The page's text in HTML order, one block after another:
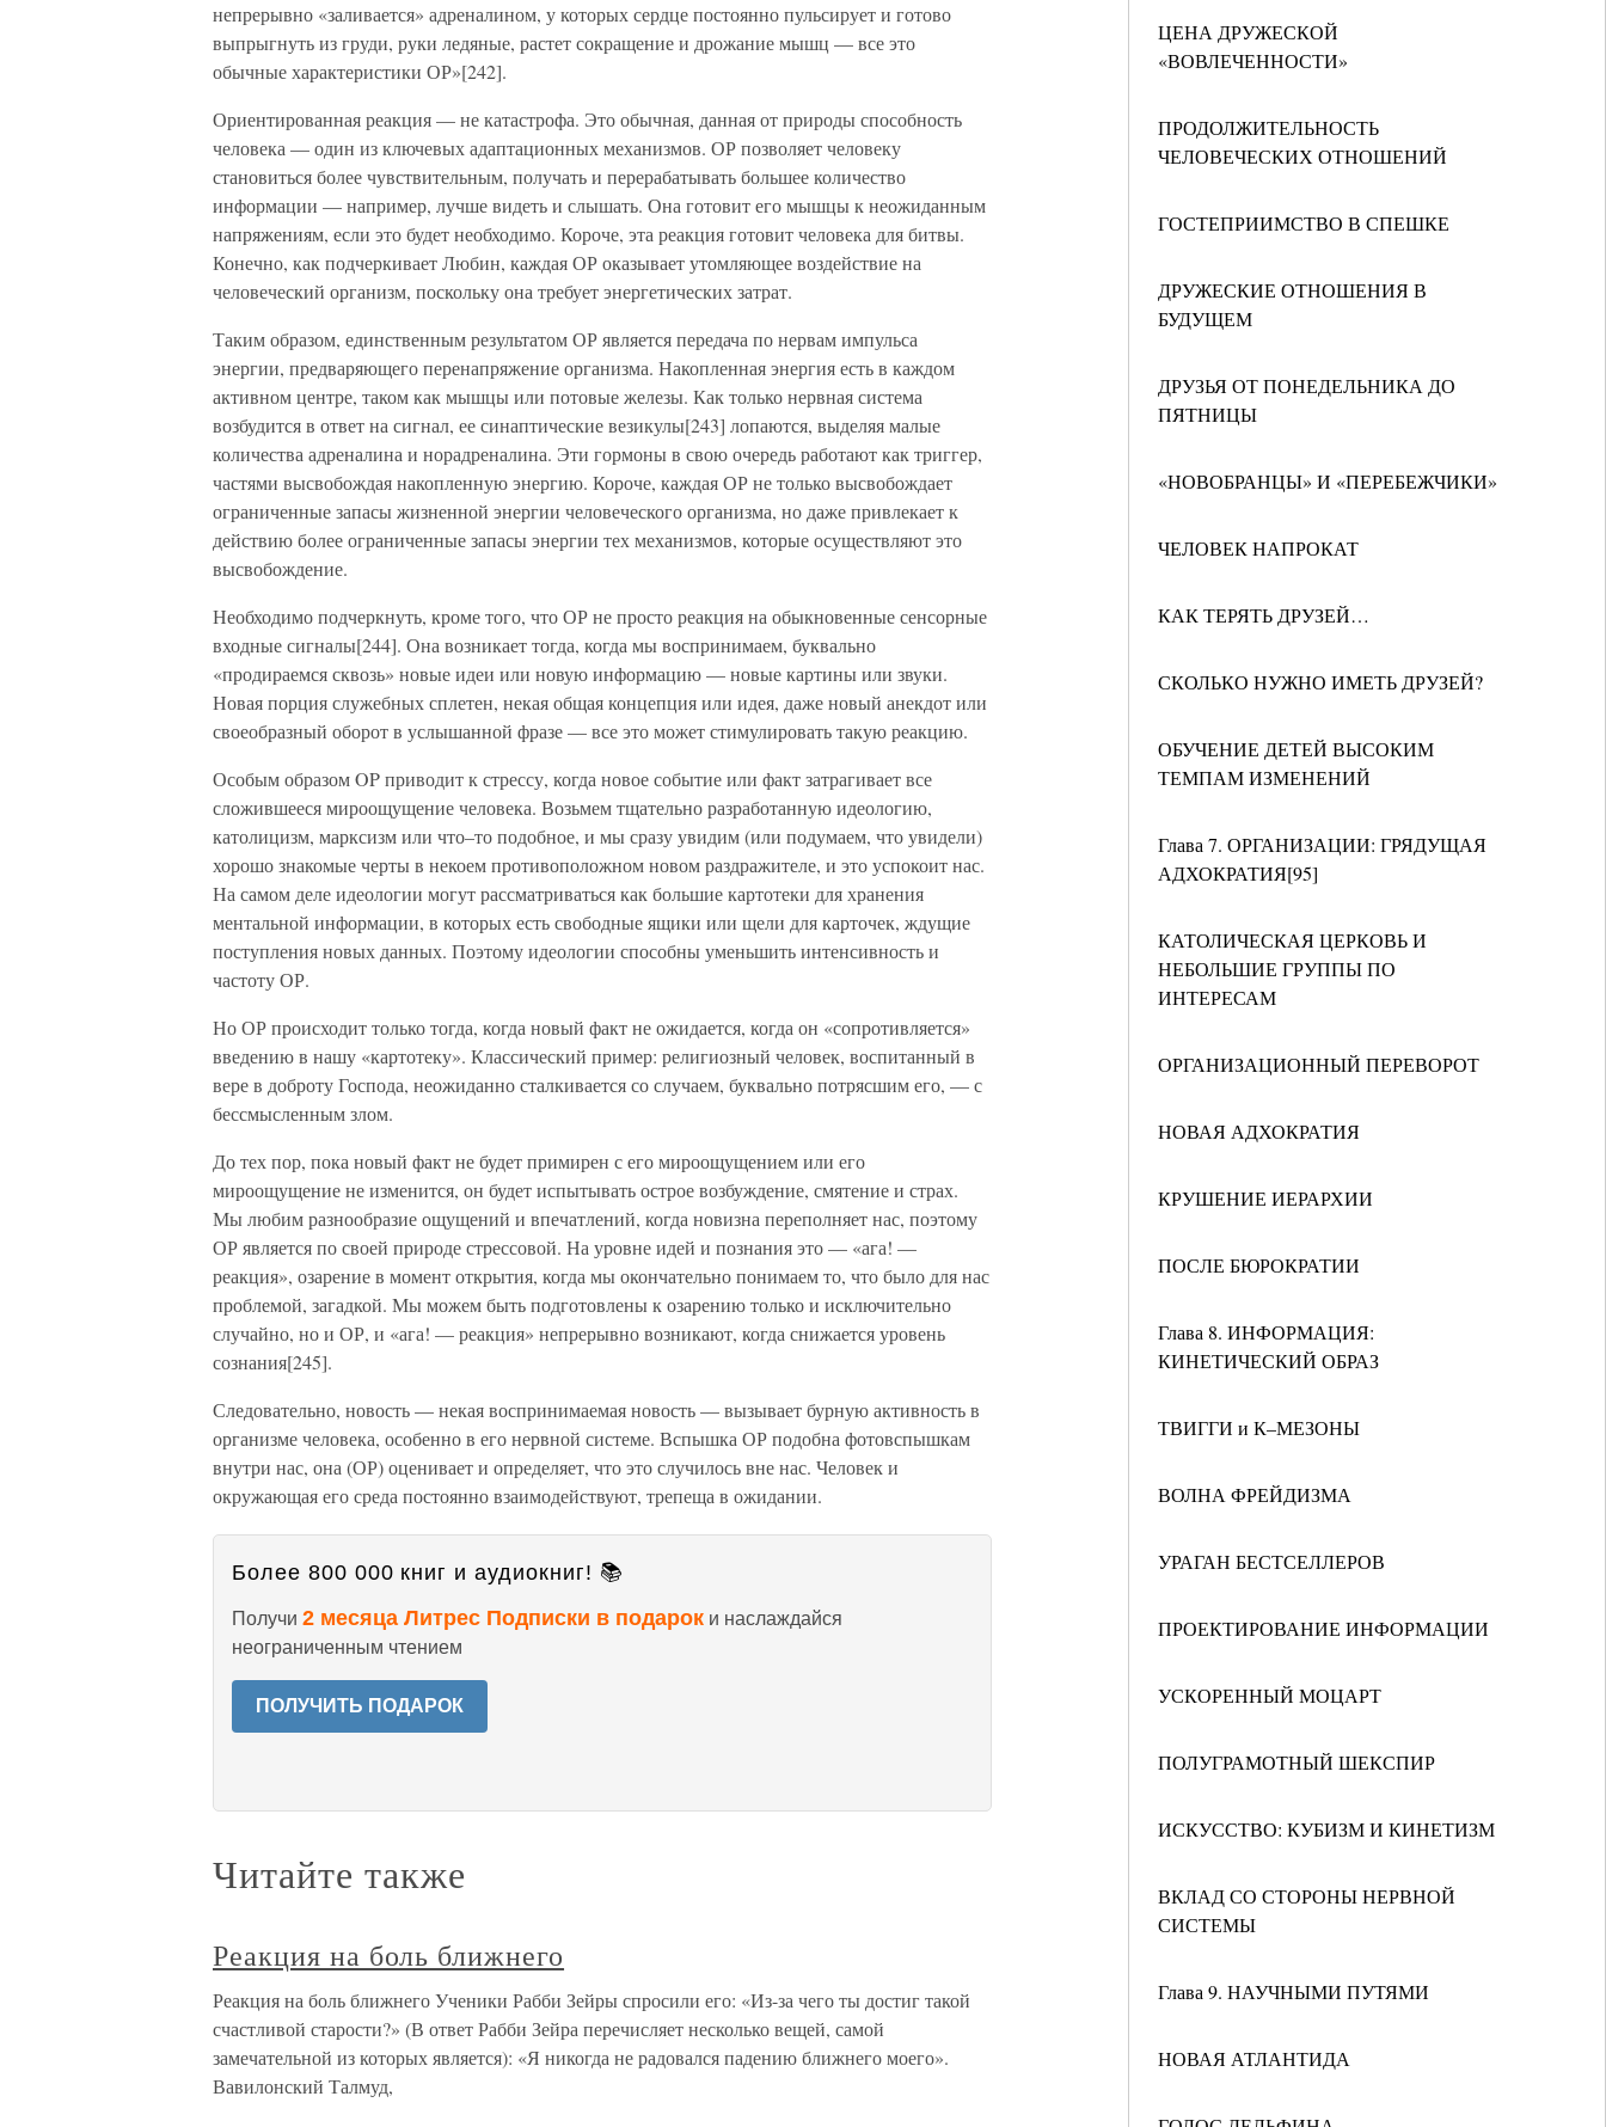
ЦЕНА ДРУЖЕСКОЙ
«ВОВЛЕЧЕННОСТИ»
ПРОДОЛЖИТЕЛЬНОСТЬ
ЧЕЛОВЕЧЕСКИХ ОТНОШЕНИЙ
ГОСТЕПРИИМСТВО В СПЕШКЕ
ДРУЖЕСКИЕ ОТНОШЕНИЯ В
БУДУЩЕМ
ДРУЗЬЯ ОТ ПОНЕДЕЛЬНИКА ДО
ПЯТНИЦЫ
«НОВОБРАНЦЫ» И «ПЕРЕБЕЖЧИКИ»
ЧЕЛОВЕК НАПРОКАТ
КАК ТЕРЯТЬ ДРУЗЕЙ…
СКОЛЬКО НУЖНО ИМЕТЬ ДРУЗЕЙ?
ОБУЧЕНИЕ ДЕТЕЙ ВЫСОКИМ
ТЕМПАМ ИЗМЕНЕНИЙ
Глава 7. ОРГАНИЗАЦИИ: ГРЯДУЩАЯ
АДХОКРАТИЯ[95]
КАТОЛИЧЕСКАЯ ЦЕРКОВЬ И
НЕБОЛЬШИЕ ГРУППЫ ПО
ИНТЕРЕСАМ
ОРГАНИЗАЦИОННЫЙ ПЕРЕВОРОТ
НОВАЯ АДХОКРАТИЯ
КРУШЕНИЕ ИЕРАРХИИ
ПОСЛЕ БЮРОКРАТИИ
Глава 8. ИНФОРМАЦИЯ:
КИНЕТИЧЕСКИЙ ОБРАЗ
ТВИГГИ и К–МЕЗОНЫ
ВОЛНА ФРЕЙДИЗМА
УРАГАН БЕСТСЕЛЛЕРОВ
ПРОЕКТИРОВАНИЕ ИНФОРМАЦИИ
УСКОРЕННЫЙ МОЦАРТ
ПОЛУГРАМОТНЫЙ ШЕКСПИР
ИСКУССТВО: КУБИЗМ И КИНЕТИЗМ
ВКЛАД СО СТОРОНЫ НЕРВНОЙ
СИСТЕМЫ
Глава 9. НАУЧНЫМИ ПУТЯМИ
НОВАЯ АТЛАНТИДА
непрерывно «заливается» адреналином, у которых сердце постоянно пульсирует и готово
выпрыгнуть из груди, руки ледяные, растет сокращение и дрожание мышц — все это
обычные характеристики ОР»[242].
Ориентированная реакция — не катастрофа. Это обычная, данная от природы способность
человека — один из ключевых адаптационных механизмов. ОР позволяет человеку
становиться более чувствительным, получать и перерабатывать большее количество
информации — например, лучше видеть и слышать. Она готовит его мышцы к неожиданным
напряжениям, если это будет необходимо. Короче, эта реакция готовит человека для битвы.
Конечно, как подчеркивает Любин, каждая ОР оказывает утомляющее воздействие на
человеческий организм, поскольку она требует энергетических затрат.
Таким образом, единственным результатом ОР является передача по нервам импульса
энергии, предваряющего перенапряжение организма. Накопленная энергия есть в каждом
активном центре, таком как мышцы или потовые железы. Как только нервная система
возбудится в ответ на сигнал, ее синаптические везикулы[243] лопаются, выделяя малые
количества адреналина и норадреналина. Эти гормоны в свою очередь работают как триггер,
частями высвобождая накопленную энергию. Короче, каждая ОР не только высвобождает
ограниченные запасы жизненной энергии человеческого организма, но даже привлекает к
действию более ограниченные запасы энергии тех механизмов, которые осуществляют это
высвобождение.
Необходимо подчеркнуть, кроме того, что ОР не просто реакция на обыкновенные сенсорные
входные сигналы[244]. Она возникает тогда, когда мы воспринимаем, буквально
«продираемся сквозь» новые идеи или новую информацию — новые картины или звуки.
Новая порция служебных сплетен, некая общая концепция или идея, даже новый анекдот или
своеобразный оборот в услышанной фразе — все это может стимулировать такую реакцию.
Особым образом OP приводит к стрессу, когда новое событие или факт затрагивает все
сложившееся мироощущение человека. Возьмем тщательно разработанную идеологию,
католицизм, марксизм или что–то подобное, и мы сразу увидим (или подумаем, что увидели)
хорошо знакомые черты в некоем противоположном новом раздражителе, и это успокоит нас.
На самом деле идеологии могут рассматриваться как большие картотеки для хранения
ментальной информации, в которых есть свободные ящики или щели для карточек, ждущие
поступления новых данных. Поэтому идеологии способны уменьшить интенсивность и
частоту ОР.
Но ОР происходит только тогда, когда новый факт не ожидается, когда он «сопротивляется»
введению в нашу «картотеку». Классический пример: религиозный человек, воспитанный в
вере в доброту Господа, неожиданно сталкивается со случаем, буквально потрясшим его, — с
бессмысленным злом.
До тех пор, пока новый факт не будет примирен с его мироощущением или его
мироощущение не изменится, он будет испытывать острое возбуждение, смятение и страх.
Мы любим разнообразие ощущений и впечатлений, когда новизна переполняет нас, поэтому
ОР является по своей природе стрессовой. На уровне идей и познания это — «ага! —
реакция», озарение в момент открытия, когда мы окончательно понимаем то, что было для нас
проблемой, загадкой. Мы можем быть подготовлены к озарению только и исключительно
случайно, но и ОР, и «ага! — реакция» непрерывно возникают, когда снижается уровень
сознания[245].
Следовательно, новость — некая воспринимаемая новость — вызывает бурную активность в
организме человека, особенно в его нервной системе. Вспышка ОР подобна фотовспышкам
внутри нас, она (ОР) оценивает и определяет, что это случилось вне нас. Человек и
окружающая его среда постоянно взаимодействуют, трепеща в ожидании.
Более 800 000 книг и аудиокниг! 📚
Получи 2 месяца Литрес Подписки в подарок и наслаждайся
неограниченным чтением
ПОЛУЧИТЬ ПОДАРОК
Читайте также
Реакция на боль ближнего
Реакция на боль ближнего Ученики Рабби Зейры спросили его: «Из-за чего ты достиг такой
счастливой старости?» (В ответ Рабби Зейра перечисляет несколько вещей, самой
замечательной из которых является): «Я никогда не радовался падению ближнего моего».
Вавилонский Талмуд,